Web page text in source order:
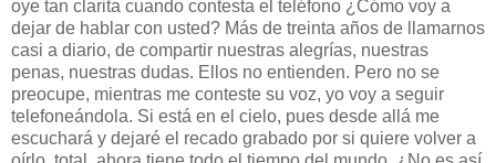
oye tan clarita cuando contesta el teléfono ¿Cómo voy a
dejar de hablar con usted? Más de treinta años de llamarnos
casi a diario, de compartir nuestras alegrías, nuestras
penas, nuestras dudas. Ellos no entienden. Pero no se
preocupe, mientras me conteste su voz, yo voy a seguir
telefoneándola. Si está en el cielo, pues desde allá me
escuchará y dejaré el recado grabado por si quiere volver a